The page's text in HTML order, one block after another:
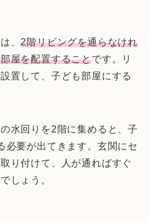
、2階リビングを通らなけれ
屋を配置することです。リ
置して、子ども部屋にする
水回りを2階に集めると、子
必要が出てきます。玄関にセ
り付けて、人が通ればすぐ
しょう。